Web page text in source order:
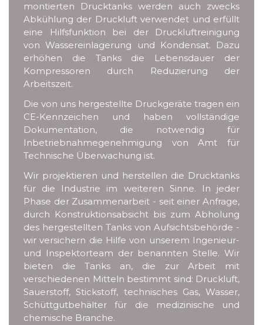
montierten Drucktanks werden auch zwecks
Abkühlung der Druckluft verwendet und erfüllt
eine Hilfsfunktion bei der Druckluftreinigung
von Wassereinlagerung und Kondensat. Dazu
erhöhen die Tanks die Lebensdauer der
Kompressoren durch Reduzierung der
Arbeitszeit.
Die von uns hergestellte Druckgeräte tragen ein
CE-Kennzeichen und haben vollständige
Dokumentation, die notwendig für
Inbetriebnahmegenehmigung von Amt für
Technische Überwachung ist.
Wir projektieren und herstellen die Drucktanks
für die Industrie im weiteren Sinne. In jeder
Phase der Zusammenarbeit - seit einer Anfrage,
durch Konstruktionsabsicht bis zum Abholung
des hergestellten Tanks von Aufsichtsbehörde -
wir versichern die Hilfe von unserem Ingenieur-
und Inspektorteam der benannten Stelle. Wir
bieten die Tanks an, die zur Arbeit mit
verschiedenen Mitteln bestimmt sind: Druckluft,
Sauerstoff, Stickstoff, technisches Gas, Wasser,
Schüttgutbehälter für die medizinische und
chemische Branche.